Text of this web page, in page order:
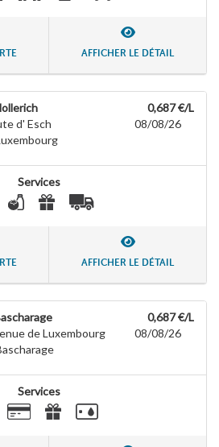
AFFICHER LE DÉTAIL
d' Esch
0,687 €/L
08/08/26
Services
AFFICHER LE DÉTAIL
de Luxembourg
0,687 €/L
08/08/26
Services